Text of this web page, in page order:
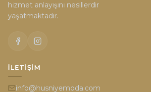
hizmet anlayışını nesillerdir
yaşatmaktadır.
İLETIŞIM
info@husniyemoda.com